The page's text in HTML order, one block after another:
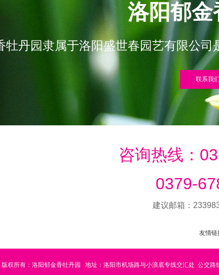
洛阳郁金
牡丹园隶属于洛阳盛世春园艺有限公
联系我们
咨询热线：
0379-
建议邮箱：
友情链
版权所有：洛阳郁金香牡丹园 地址：洛阳市机场路与小浪底专线交汇处 公交路